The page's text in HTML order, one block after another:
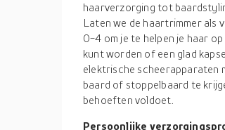
haarverzorging tot
Laten we de haartrimmer als
0-4 om je te helpen je haar
kunt worden of een glad
elektrische scheerapparaten
baard of stoppelbaard te
behoeften voldoet.
Persoonlijke